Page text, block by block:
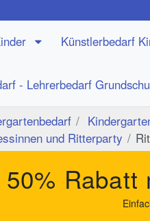
Künstlerbedarf
- Lehrerbedarf
und Ritterparty
50% Rabatt